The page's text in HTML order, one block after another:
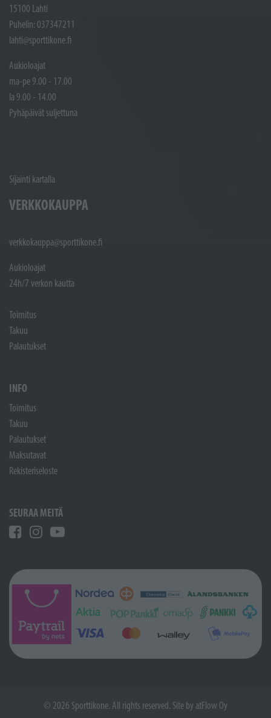
15100 Lahti
Puhelin: 037347211
lahti@sporttikone.fi
Aukioloajat
ma-pe 9.00 - 17.00
la 9.00 - 14.00
Pyhäpäivät suljettuna
Sijainti kartalla
VERKKOKAUPPA
verkkokauppa@sporttikone.fi
Aukioloajat
24h/7 verkon kautta
Toimitus
Takuu
Palautukset
INFO
Toimitus
Takuu
Palautukset
Maksutavat
Rekisteriseloste
SEURAA MEITÄ
© 2026 Sporttikone. All rights reserved. Site by atFlow Oy